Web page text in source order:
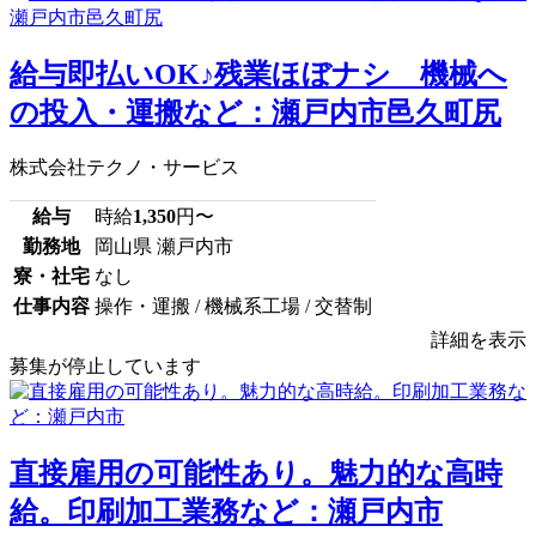
給与即払いOK♪残業ほぼナシ 機械へ
の投入・運搬など：瀬戸内市邑久町尻
株式会社テクノ・サービス
給与 時給1,350円〜
勤務地
岡山県 瀬戸内市
寮・社宅 なし
仕事内容 操作・運搬 / 機械系工場 / 交替制
詳細を表示
募集が停止しています
直接雇用の可能性あり。魅力的な高時
給。印刷加工業務など：瀬戸内市